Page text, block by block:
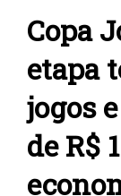
Copa
etapa
jogos
de R$